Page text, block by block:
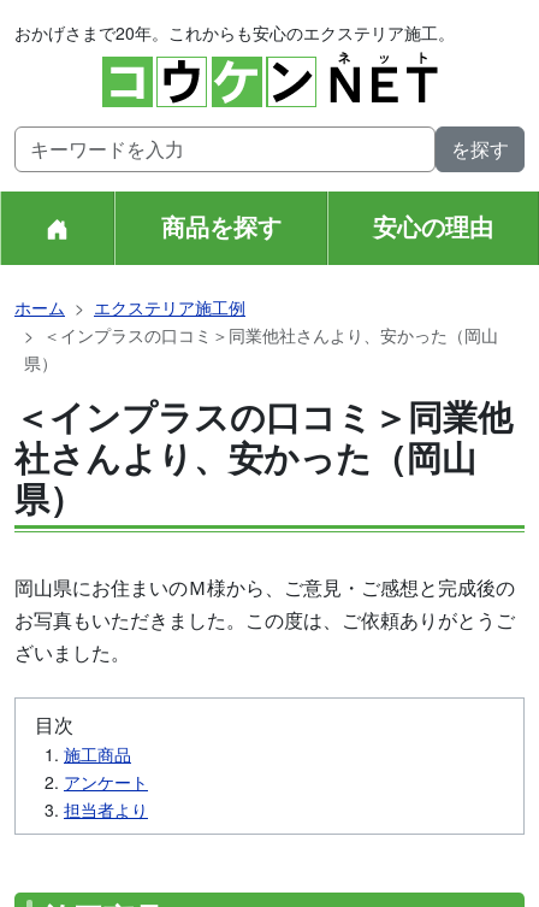
おかげさまで20年。これからも安心のエクステリア施工。
商品を探す 安心の理由
ホーム
エクステリア施工例
＜インプラスの口コミ＞同業他社さんより、安かった（岡山
県）
＜インプラスの口コミ＞同業他
社さんより、安かった（岡山
県）
岡山県にお住まいのＭ様から、ご意見・ご感想と完成後の
お写真もいただきました。この度は、ご依頼ありがとうご
ざいました。
目次
施工商品
アンケート
担当者より